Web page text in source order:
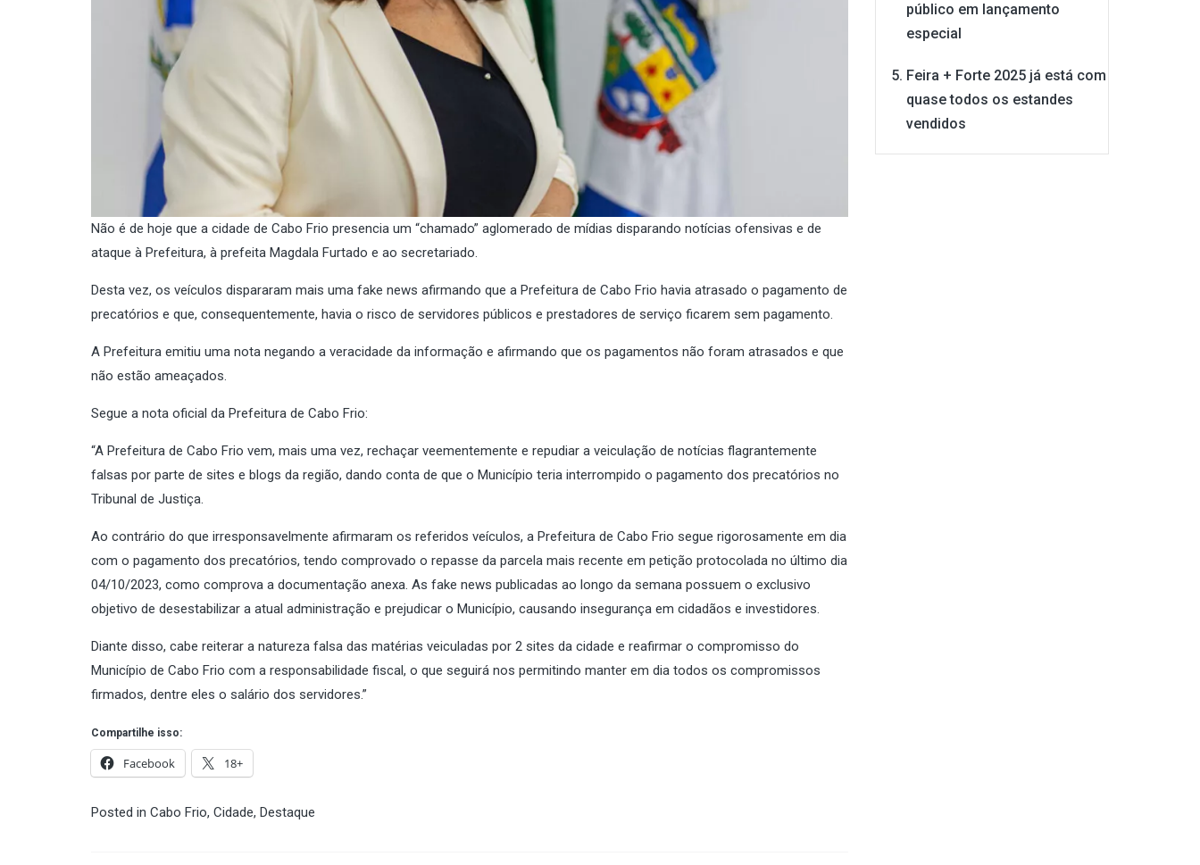
Não é de hoje que a cidade de Cabo Frio presencia um “chamado” aglomerado de mídias disparando notícias ofensivas e de
ataque à Prefeitura, à prefeita Magdala Furtado e ao secretariado.
Desta vez, os veículos dispararam mais uma fake news afirmando que a Prefeitura de Cabo Frio havia atrasado o pagamento de
precatórios e que, consequentemente, havia o risco de servidores públicos e prestadores de serviço ficarem sem pagamento.
A Prefeitura emitiu uma nota negando a veracidade da informação e afirmando que os pagamentos não foram atrasados e que
não estão ameaçados.
Segue a nota oficial da Prefeitura de Cabo Frio:
“A Prefeitura de Cabo Frio vem, mais uma vez, rechaçar veementemente e repudiar a veiculação de notícias flagrantemente
falsas por parte de sites e blogs da região, dando conta de que o Município teria interrompido o pagamento dos precatórios no
Tribunal de Justiça.
Ao contrário do que irresponsavelmente afirmaram os referidos veículos, a Prefeitura de Cabo Frio segue rigorosamente em dia
com o pagamento dos precatórios, tendo comprovado o repasse da parcela mais recente em petição protocolada no último dia
04/10/2023, como comprova a documentação anexa. As fake news publicadas ao longo da semana possuem o exclusivo
objetivo de desestabilizar a atual administração e prejudicar o Município, causando insegurança em cidadãos e investidores.
Diante disso, cabe reiterar a natureza falsa das matérias veiculadas por 2 sites da cidade e reafirmar o compromisso do
Município de Cabo Frio com a responsabilidade fiscal, o que seguirá nos permitindo manter em dia todos os compromissos
firmados, dentre eles o salário dos servidores.”
Compartilhe isso:
Facebook 18+
Posted in Cabo Frio, Cidade, Destaque
público em lançamento
especial
Feira + Forte 2025 já está com
quase todos os estandes
vendidos